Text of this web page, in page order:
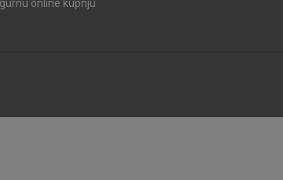
online kupnju